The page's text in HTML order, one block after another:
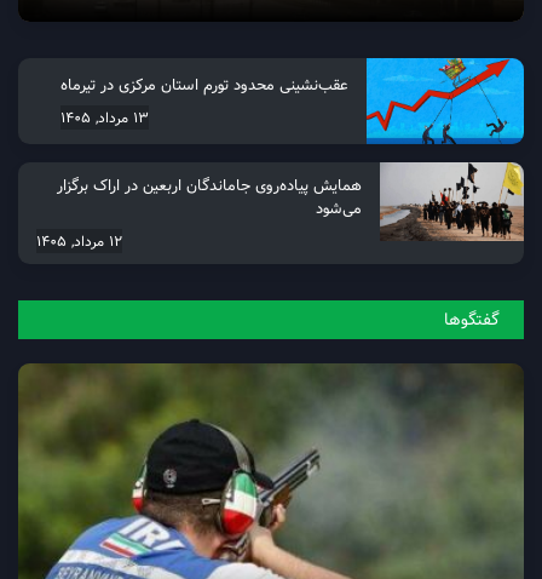
عقب‌نشینی محدود تورم استان مرکزی در تیرماه
13 مرداد, 1405
همایش پیاده‌روی جاماندگان اربعین در اراک برگزار
می‌شود
12 مرداد, 1405
گفتگو‌ها